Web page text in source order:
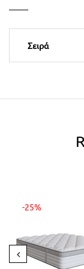
Σειρά
-25%